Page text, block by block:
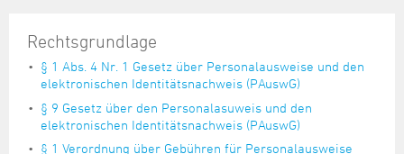
Rechtsgrundlage
§ 1 Abs. 4 Nr. 1 Gesetz über Personalausweise und den
elektronischen Identitätsnachweis (PAuswG)
§ 9 Gesetz über den Personalasuweis und den
elektronischen Identitätsnachweis (PAuswG)
§ 1 Verordnung über Gebühren für Personalausweise